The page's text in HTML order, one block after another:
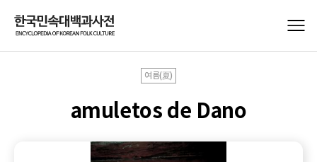
여름(夏)
amuletos de Dano